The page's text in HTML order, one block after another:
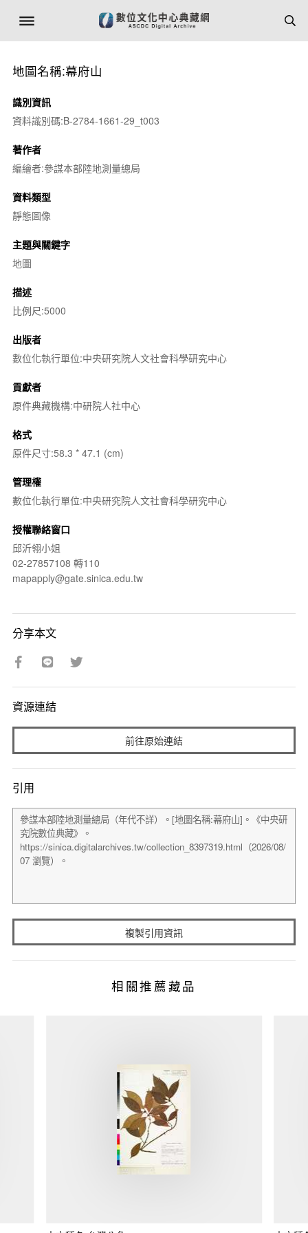
地圖名稱:幕府山
識別資訊
資料識別碼:B-2784-1661-29_t003
著作者
編繪者:參謀本部陸地測量總局
資料類型
靜態圖像
主題與關鍵字
地圖
描述
比例尺:5000
出版者
數位化執行單位:中央研究院人文社會科學研究中心
貢獻者
原件典藏機構:中研院人社中心
格式
原件尺寸:58.3 * 47.1 (cm)
管理權
數位化執行單位:中央研究院人文社會科學研究中心
授權聯絡窗口
邱沂翎小姐
02-27857108 轉110
mapapply@gate.sinica.edu.tw
分享本文
資源連結
前往原始連結
引用
複製引用資訊
相關推薦藏品